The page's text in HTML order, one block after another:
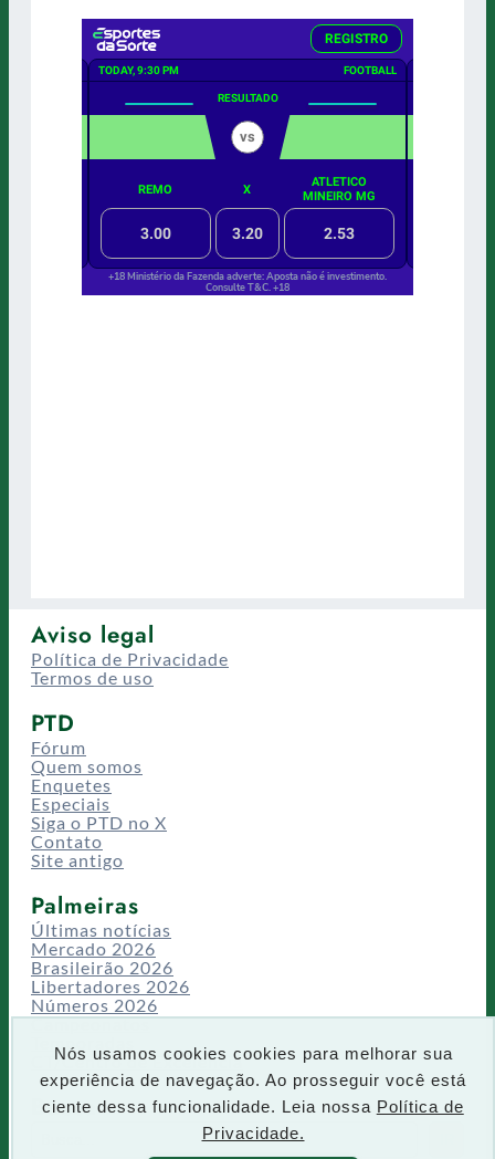
Nós usamos cookies cookies para melhorar sua
experiência de navegação. Ao prosseguir você está
ciente dessa funcionalidade. Leia nossa Política de
Privacidade.
Aviso legal
Política de Privacidade
Termos de uso
PTD
Fórum
Quem somos
Enquetes
Especiais
Siga o PTD no X
Contato
Site antigo
Palmeiras
Últimas notícias
Mercado 2026
Brasileirão 2026
Libertadores 2026
Números 2026
Campeonatos
Temporadas
CT/Centro de Excelência
Busca
P
e